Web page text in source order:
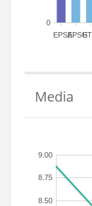
EPSAEPSG
0
Media
8.50
8.75
9.00